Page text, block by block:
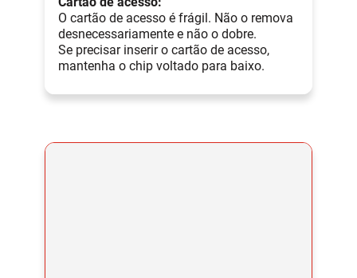
O cartão de acesso é frágil. Não o remova
desnecessariamente e não o dobre.
Se precisar inserir o cartão de acesso,
mantenha o chip voltado para baixo.